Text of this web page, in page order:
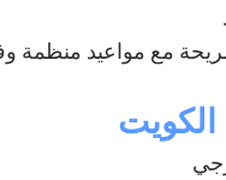
مع مواعيد منظمة
الكويت